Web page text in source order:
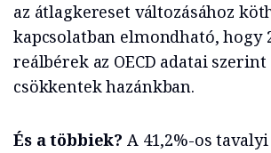
az átlagkereset változásához
kapcsolatban elmondható, hogy
reálbérek az OECD adatai
csökkentek hazánkban.
És a többiek? A 41,2%-os